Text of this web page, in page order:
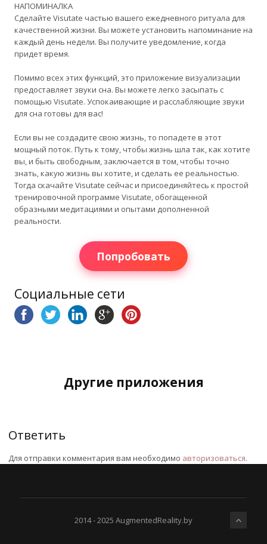
НАПОМИНАЛКА
Сделайте Visutate частью вашего ежедневного ритуала для
качественной жизни. Вы можете установить напоминание на
каждый день недели. Вы получите уведомление, когда
придет время.
Помимо всех этих функций, это приложение визуализации
предоставляет звуки сна. Вы можете легко засыпать с
помощью Visutate. Успокаивающие и расслабляющие звуки
для сна готовы для вас!
Если вы не создадите свою жизнь, то попадете в этот
мощный поток. Путь к тому, чтобы жизнь шла так, как хотите
вы, и быть свободным, заключается в том, чтобы точно
знать, какую жизнь вы хотите, и сделать ее реальностью.
Тогда скачайте Visutate сейчас и присоединяйтесь к простой
тренировочной программе Visutate, обогащенной
образными медитациями и опытами дополненной
реальности.
Попробовать
Социальные сети
Другие приложения
Ответить
Для отправки комментария вам необходимо авторизоваться.
2014 - 2025 AugmentedReality.by